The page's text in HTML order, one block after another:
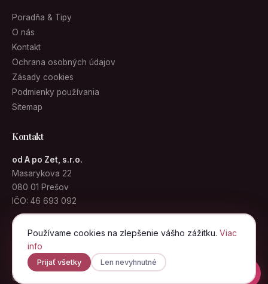
Používame cookies na zlepšenie vášho zážitku. Viac
info
Prijať všetky Len nevyhnutné
Poradňa & Tipy
O nás
Kontakt
Ochrana osobných údajov
Zásady cookies
Podmienky používania
Sitemap
Kontakt
od A po Zet, s.r.o.
Masarykova 22
080 01 Prešov
IČO: 46 693 092
info@kabelky.sk
© 2026 Kabelky.sk · od A po Zet, s.r.o. · Všetky práva vyhradené